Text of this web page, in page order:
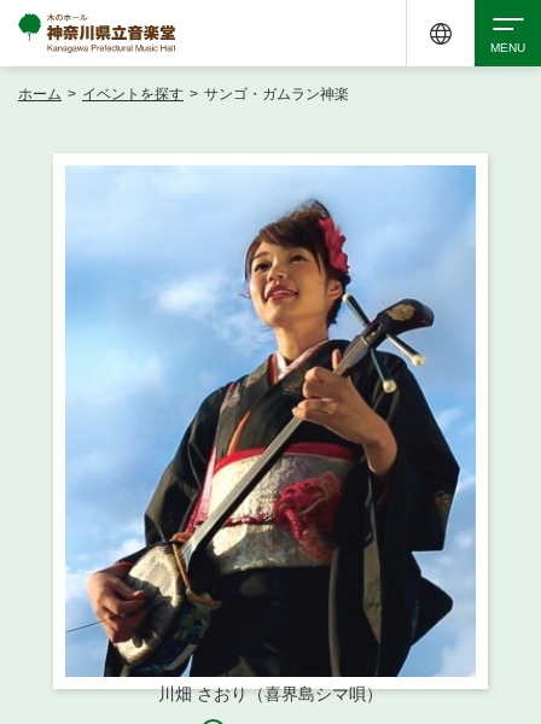
イベントを探す
・ イベントカレンダー
・ 館内サービス・アクセシビリティ
・ フロアマップ
・ 交通案内
・ よくある質問
施設を借りる
・ 施設を借りる
・ 空き状況
・ 抽選対象日
音楽堂について
・ 音楽堂のご案内
神奈川県立音楽堂
SNS
チケット購入
ホーム > イベントを探す > サンゴ・ガムラン神楽
川畑 さおり（喜界島シマ唄）